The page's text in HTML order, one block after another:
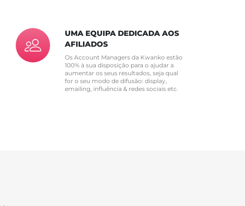
UMA EQUIPA DEDICADA AOS
AFILIADOS
Os Account Managers da Kwanko estão
100% à sua disposição para o ajudar a
aumentar os seus resultados, seja qual
for o seu modo de difusão: display,
emailing, influência & redes sociais etc.